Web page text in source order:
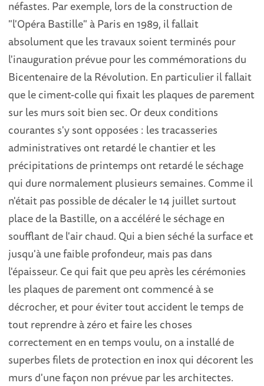
néfastes. Par exemple, lors de la construction de
"l'Opéra Bastille" à Paris en 1989, il fallait
absolument que les travaux soient terminés pour
l'inauguration prévue pour les commémorations du
Bicentenaire de la Révolution. En particulier il fallait
que le ciment-colle qui fixait les plaques de parement
sur les murs soit bien sec. Or deux conditions
courantes s'y sont opposées : les tracasseries
administratives ont retardé le chantier et les
précipitations de printemps ont retardé le séchage
qui dure normalement plusieurs semaines. Comme il
n'était pas possible de décaler le 14 juillet surtout
place de la Bastille, on a accéléré le séchage en
soufflant de l'air chaud. Qui a bien séché la surface et
jusqu'à une faible profondeur, mais pas dans
l'épaisseur. Ce qui fait que peu après les cérémonies
les plaques de parement ont commencé à se
décrocher, et pour éviter tout accident le temps de
tout reprendre à zéro et faire les choses
correctement en en temps voulu, on a installé de
superbes filets de protection en inox qui décorent les
murs d'une façon non prévue par les architectes.